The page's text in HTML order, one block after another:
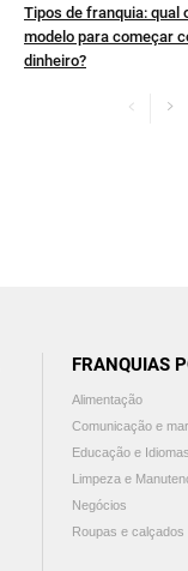
Tipos de franquia: qual
modelo para começar
dinheiro?
FRANQUIAS
Alimentação
Comunicação e
Educação e Idiomas
Limpeza e
Negócios
Roupas e calçados